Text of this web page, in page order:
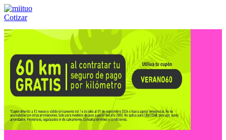
Cotizar
Llámanos al:(55) 84-21-05-00 ó